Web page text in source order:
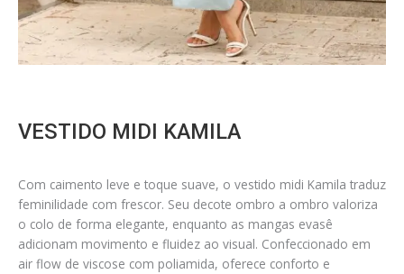
VESTIDO MIDI KAMILA
Com caimento leve e toque suave, o vestido midi Kamila traduz
feminilidade com frescor. Seu decote ombro a ombro valoriza
o colo de forma elegante, enquanto as mangas evasê
adicionam movimento e fluidez ao visual. Confeccionado em
air flow de viscose com poliamida, oferece conforto e